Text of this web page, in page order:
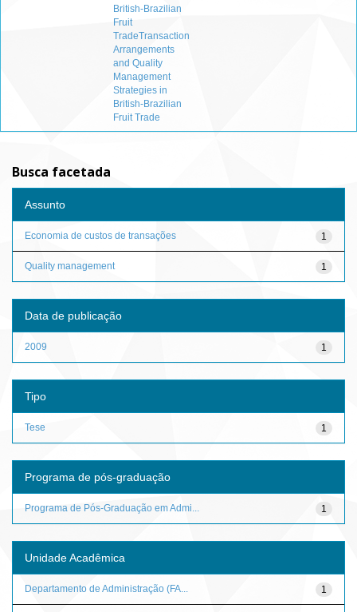
British-Brazilian
Fruit
TradeTransaction
Arrangements
and Quality
Management
Strategies in
British-Brazilian
Fruit Trade
Busca facetada
Assunto
1
Economia de custos de transações
1
Quality management
Data de publicação
1
2009
Tipo
1
Tese
Programa de pós-graduação
1
Programa de Pós-Graduação em Admi...
Unidade Acadêmica
1
Departamento de Administração (FA...